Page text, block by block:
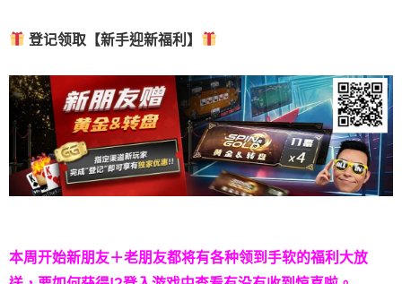
登记领取【新手迎新福利】
本周开始新朋友＋老朋友都将有各种领到手软的福利大放